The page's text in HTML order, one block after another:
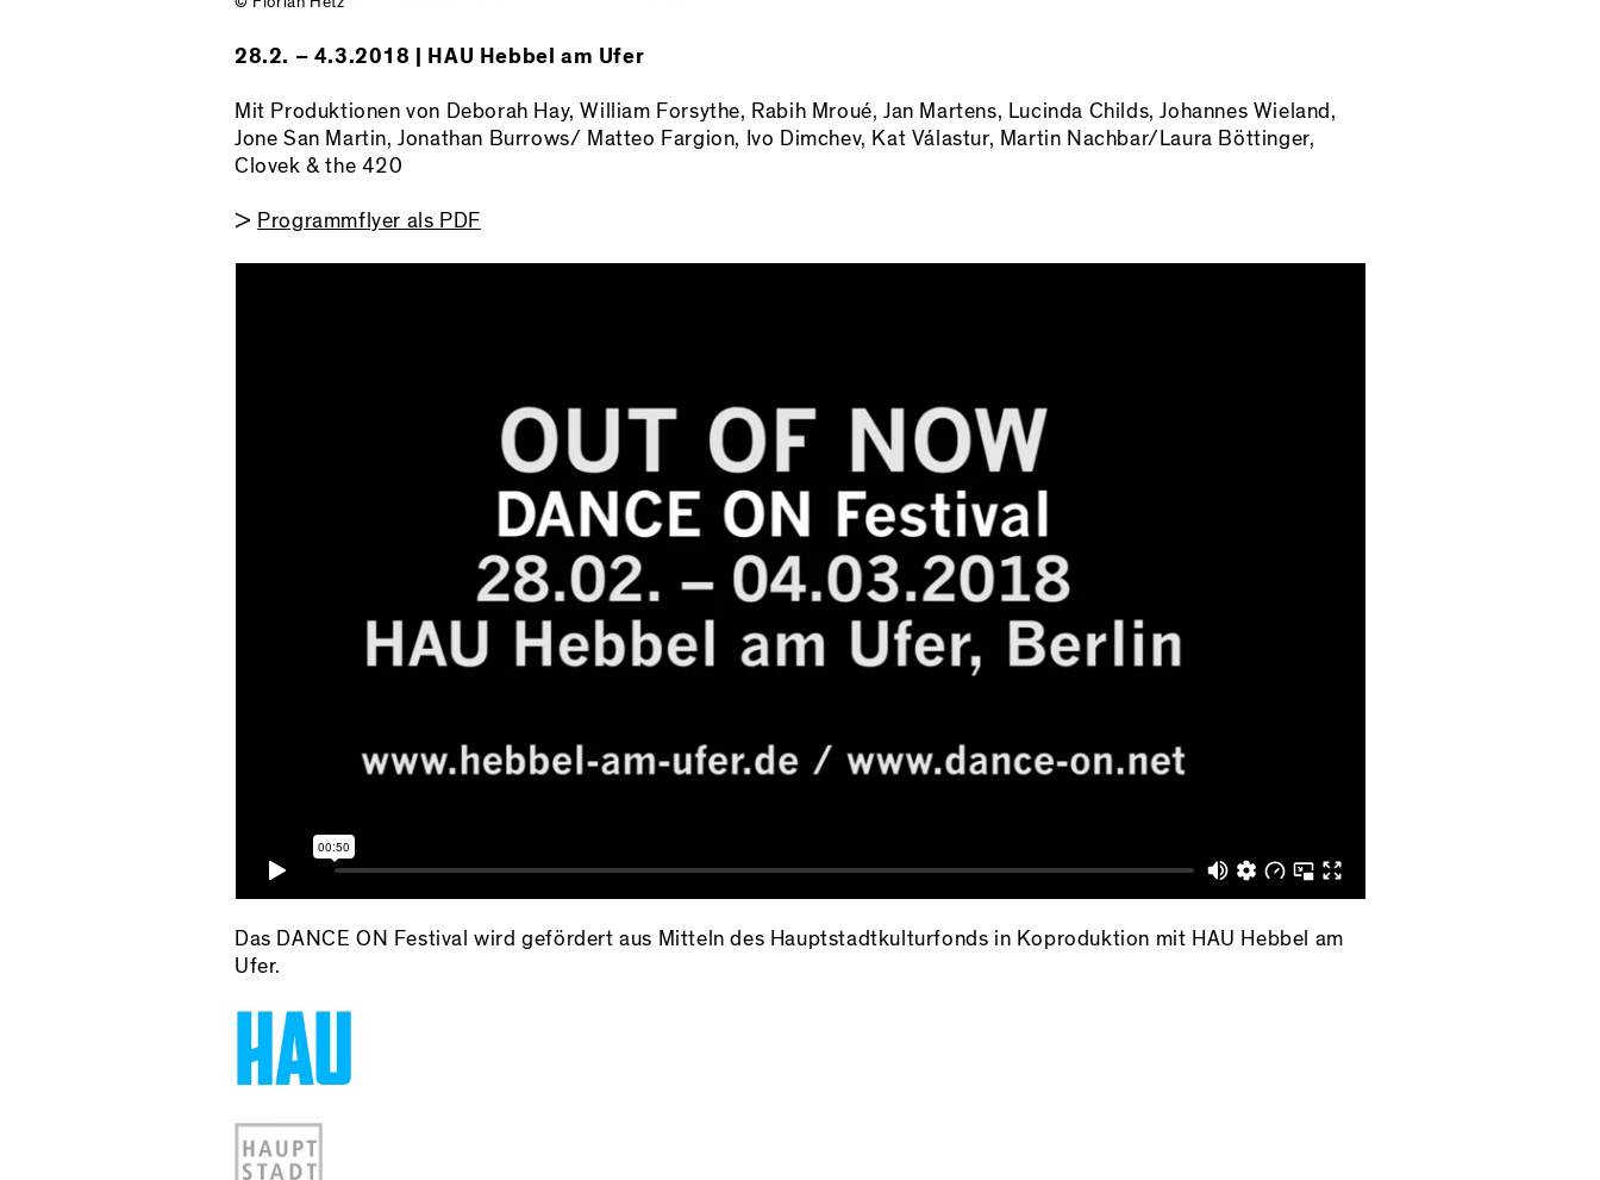
28.2. – 4.3.2018 | HAU Hebbel am Ufer
Mit Produktionen von Deborah Hay, William Forsythe, Rabih Mroué, Jan Martens, Lucinda Childs, Johannes Wieland,
Jone San Martin, Jonathan Burrows/ Matteo Fargion, Ivo Dimchev, Kat Válastur, Martin Nachbar/Laura Böttinger,
Clovek & the 420
> Programmflyer als PDF
Das DANCE ON Festival wird gefördert aus Mitteln des Hauptstadtkulturfonds in Koproduktion mit HAU Hebbel am
Ufer.